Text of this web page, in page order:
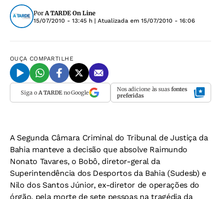
PorA TARDE On Line
15/07/2010 - 13:45 h | Atualizada em 15/07/2010 - 16:06
OUÇA COMPARTILHE
Siga o A TARDEno Google Nos adicione às suas fontes
preferidas
A Segunda Câmara Criminal do Tribunal de Justiça da
Bahia manteve a decisão que absolve Raimundo
Nonato Tavares, o Bobô, diretor-geral da
Superintendência dos Desportos da Bahia (Sudesb) e
Nilo dos Santos Júnior, ex-diretor de operações do
órgão, pela morte de sete pessoas na tragédia da